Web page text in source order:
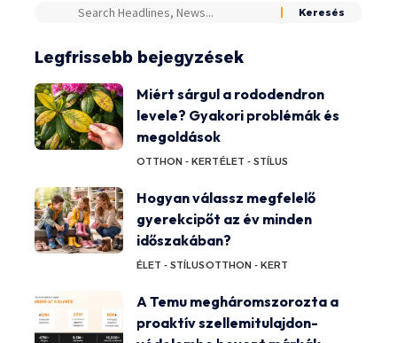
Legfrissebb bejegyzések
Miért sárgul a rododendron
levele? Gyakori problémák és
megoldások
OTTHON - KERTÉLET - STÍLUS
Hogyan válassz megfelelő
gyerekcipőt az év minden
időszakában?
ÉLET - STÍLUSOTTHON - KERT
A Temu megháromszorozta a
proaktív szellemitulajdon-